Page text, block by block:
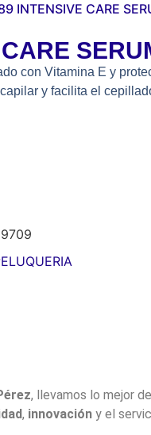
INTENSIVE CARE
con Vitamina E y
y facilita el
, llevamos lo mejor
, innovacióny el